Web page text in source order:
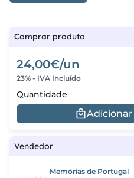
Comprar produto
24,00€/un
23% - IVA Incluído
Quantidade
Vendedor
Memórias de Portugal